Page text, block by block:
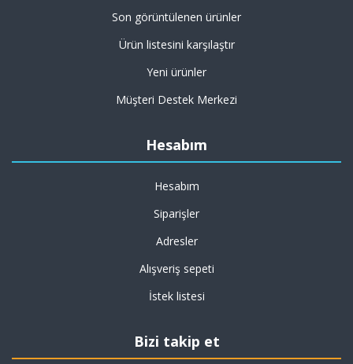
Son görüntülenen ürünler
Ürün listesini karşılaştır
Yeni ürünler
Müşteri Destek Merkezi
Hesabım
Hesabım
Siparişler
Adresler
Alışveriş sepeti
İstek listesi
Bizi takip et